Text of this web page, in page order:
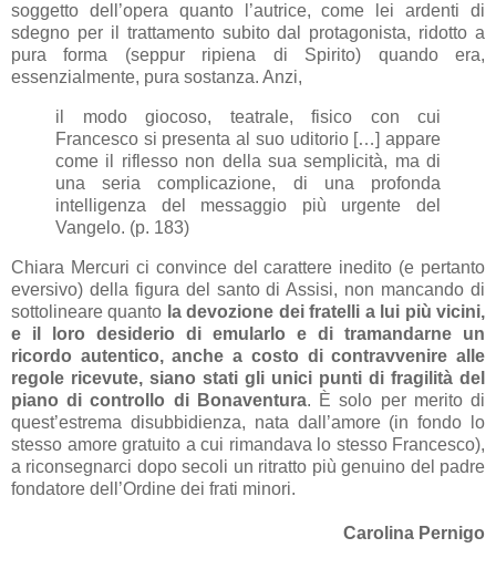
soggetto dell’opera quanto l’autrice, come lei ardenti di
sdegno per il trattamento subito dal protagonista, ridotto a
pura forma (seppur ripiena di Spirito) quando era,
essenzialmente, pura sostanza. Anzi,
il modo giocoso, teatrale, fisico con cui
Francesco si presenta al suo uditorio […] appare
come il riflesso non della sua semplicità, ma di
una seria complicazione, di una profonda
intelligenza del messaggio più urgente del
Vangelo. (p. 183)
Chiara Mercuri ci convince del carattere inedito (e pertanto
eversivo) della figura del santo di Assisi, non mancando di
sottolineare quanto la devozione dei fratelli a lui più vicini,
e il loro desiderio di emularlo e di tramandarne un
ricordo autentico, anche a costo di contravvenire alle
regole ricevute, siano stati gli unici punti di fragilità del
piano di controllo di Bonaventura. È solo per merito di
quest’estrema disubbidienza, nata dall’amore (in fondo lo
stesso amore gratuito a cui rimandava lo stesso Francesco),
a riconsegnarci dopo secoli un ritratto più genuino del padre
fondatore dell’Ordine dei frati minori.
Carolina Pernigo